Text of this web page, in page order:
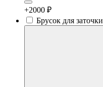
+2000 ₽
Брусок для заточки